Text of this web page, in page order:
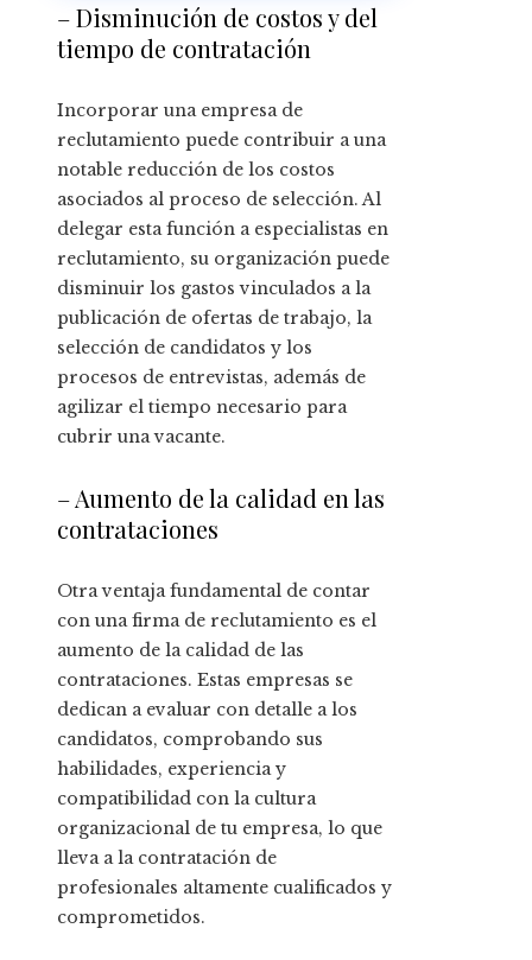
– Disminución de costos y del
tiempo de contratación
Incorporar una empresa de
reclutamiento puede contribuir a una
notable reducción de los costos
asociados al proceso de selección. Al
delegar esta función a especialistas en
reclutamiento, su organización puede
disminuir los gastos vinculados a la
publicación de ofertas de trabajo, la
selección de candidatos y los
procesos de entrevistas, además de
agilizar el tiempo necesario para
cubrir una vacante.
– Aumento de la calidad en las
contrataciones
Otra ventaja fundamental de contar
con una firma de reclutamiento es el
aumento de la calidad de las
contrataciones. Estas empresas se
dedican a evaluar con detalle a los
candidatos, comprobando sus
habilidades, experiencia y
compatibilidad con la cultura
organizacional de tu empresa, lo que
lleva a la contratación de
profesionales altamente cualificados y
comprometidos.